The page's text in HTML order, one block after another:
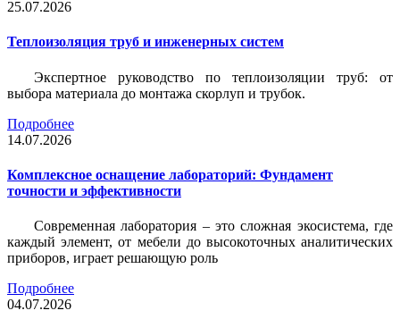
25.07.2026
Теплоизоляция труб и инженерных систем
Экспертное руководство по теплоизоляции труб: от
выбора материала до монтажа скорлуп и трубок.
Подробнее
14.07.2026
Комплексное оснащение лабораторий: Фундамент
точности и эффективности
Современная лаборатория – это сложная экосистема, где
каждый элемент, от мебели до высокоточных аналитических
приборов, играет решающую роль
Подробнее
04.07.2026